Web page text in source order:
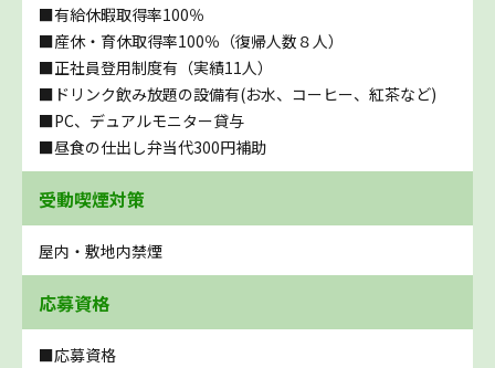
■有給休暇取得率100％
■産休・育休取得率100％（復帰人数８人）
■正社員登用制度有（実績11人）
■ドリンク飲み放題の設備有(お水、コーヒー、紅茶など)
■PC、デュアルモニター貸与
■昼食の仕出し弁当代300円補助
受動喫煙対策
屋内・敷地内禁煙
応募資格
■応募資格